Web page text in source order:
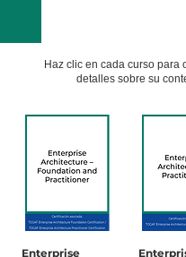
Haz clic en cada curso para
detalles sobre su
Enterprise